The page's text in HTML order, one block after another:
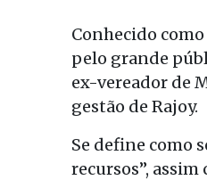
Conhecido
pelo grande
ex-vereador de
gestão de Rajoy.
Se define como
recursos”,